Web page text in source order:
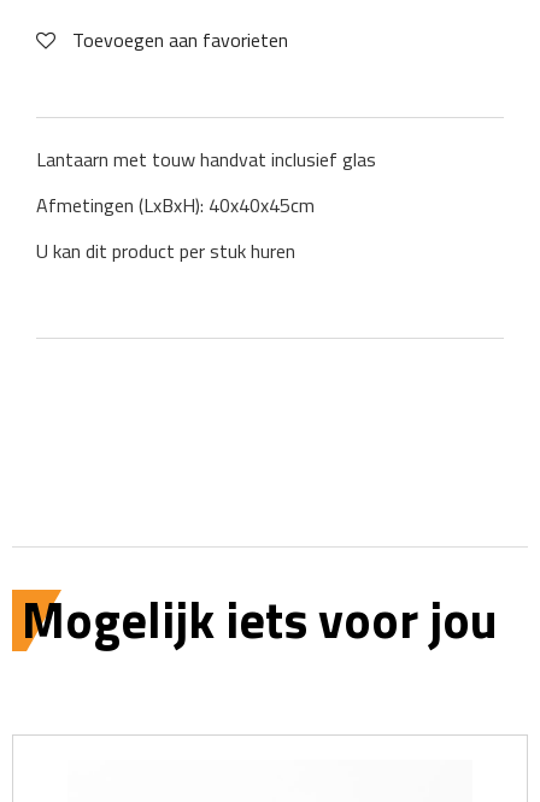
Toevoegen aan favorieten
Lantaarn met touw handvat inclusief glas
Afmetingen (LxBxH): 40x40x45cm
U kan dit product per stuk huren
Mogelijk iets voor jou